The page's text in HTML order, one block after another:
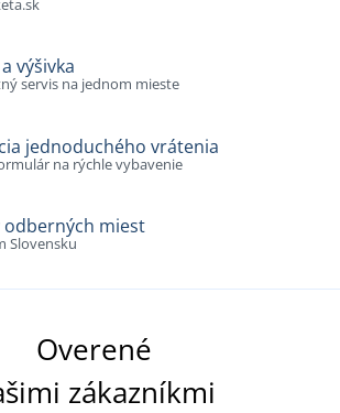
výšivka
servis na jednom mieste
jednoduchého vrátenia
na rýchle vybavenie
odberných miest
Slovensku
Overené
zákazníkmi